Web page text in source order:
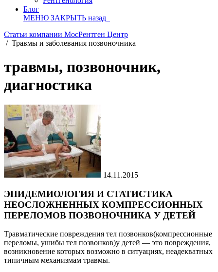
Блог
МЕНЮ ЗАКРЫТЬ назад
Статьи компании МосРентген Центр
/ Травмы и заболевания позвоночника
травмы, позвоночник,
диагностика
14.11.2015
ЭПИДЕМИОЛОГИЯ И СТАТИСТИКА
НЕОСЛОЖНЕННЫХ КОМПРЕССИОННЫХ
ПЕРЕЛОМОВ ПОЗВОНОЧНИКА У ДЕТЕЙ
Травматические повреждения тел позвонков(компрессионные
переломы, ушибы тел позвонков)у детей — это повреждения,
возникновение которых возможно в ситуациях, неадекватных
типичным механизмам травмы.